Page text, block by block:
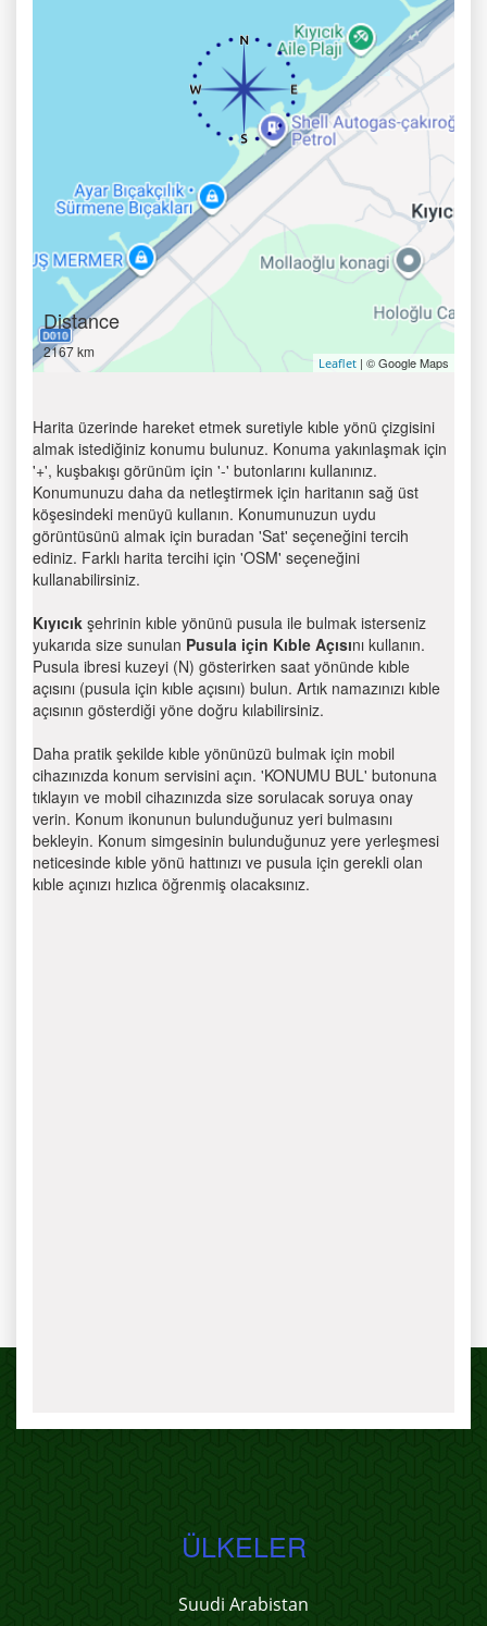
Distance
2167 km
Leaflet | © Google Maps
Harita üzerinde hareket etmek suretiyle kıble yönü çizgisini
almak istediğiniz konumu bulunuz. Konuma yakınlaşmak için
'+', kuşbakışı görünüm için '-' butonlarını kullanınız.
Konumunuzu daha da netleştirmek için haritanın sağ üst
köşesindeki menüyü kullanın. Konumunuzun uydu
görüntüsünü almak için buradan 'Sat' seçeneğini tercih
ediniz. Farklı harita tercihi için 'OSM' seçeneğini
kullanabilirsiniz.
Kıyıcık şehrinin kıble yönünü pusula ile bulmak isterseniz
yukarıda size sunulan Pusula için Kıble Açısını kullanın.
Pusula ibresi kuzeyi (N) gösterirken saat yönünde kıble
açısını (pusula için kıble açısını) bulun. Artık namazınızı kıble
açısının gösterdiği yöne doğru kılabilirsiniz.
Daha pratik şekilde kıble yönünüzü bulmak için mobil
cihazınızda konum servisini açın. 'KONUMU BUL' butonuna
tıklayın ve mobil cihazınızda size sorulacak soruya onay
verin. Konum ikonunun bulunduğunuz yeri bulmasını
bekleyin. Konum simgesinin bulunduğunuz yere yerleşmesi
neticesinde kıble yönü hattınızı ve pusula için gerekli olan
kıble açınızı hızlıca öğrenmiş olacaksınız.
ÜLKELER
Suudi Arabistan